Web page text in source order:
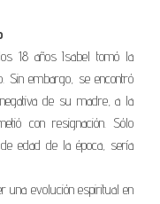
18 años Isabel tomó la
Sin embargo, se encontró
de su madre, a la
con resignación. Sólo
edad de la época, sería
una evolución espiritual en